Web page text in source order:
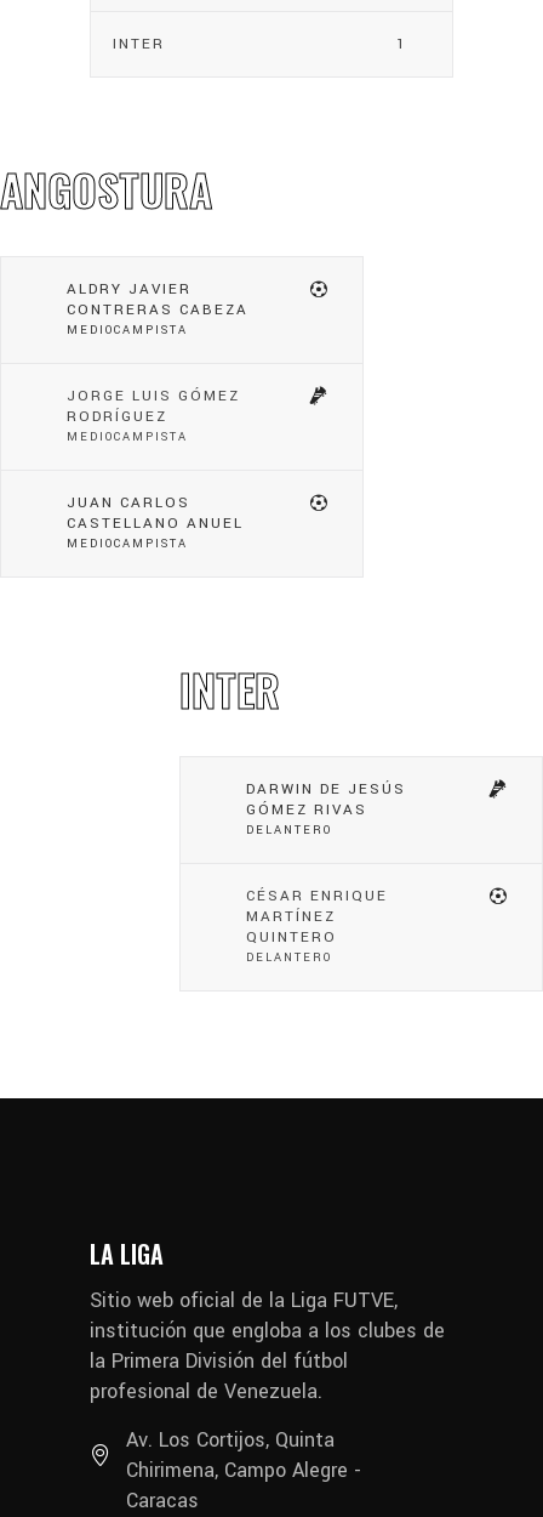
INTER 1
ANGOSTURA
ALDRY JAVIER
CONTRERAS CABEZA
MEDIOCAMPISTA
JORGE LUIS GÓMEZ
RODRÍGUEZ
MEDIOCAMPISTA
JUAN CARLOS
CASTELLANO ANUEL
MEDIOCAMPISTA
INTER
DARWIN DE JESÚS
GÓMEZ RIVAS
DELANTERO
CÉSAR ENRIQUE
MARTÍNEZ
QUINTERO
DELANTERO
LA LIGA
Sitio web oficial de la Liga FUTVE,
institución que engloba a los clubes de
la Primera División del fútbol
profesional de Venezuela.
Av. Los Cortijos, Quinta
Chirimena, Campo Alegre -
Caracas